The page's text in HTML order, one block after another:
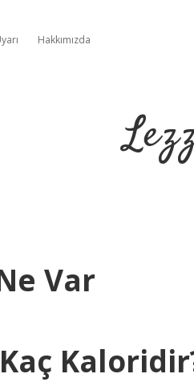
Hakkımızda
Var